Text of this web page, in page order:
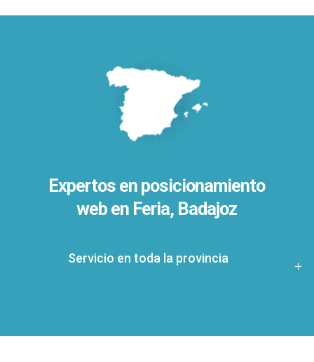
Expertos en posicionamiento
web en Feria, Badajoz
Servicio en toda la provincia